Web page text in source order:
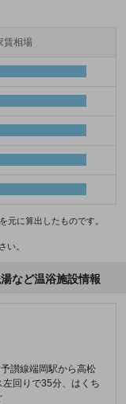
賃相場
元に算出したものです。
い。
など温浴施設情報
讃線端岡駅から高松
回りで35分、はくち